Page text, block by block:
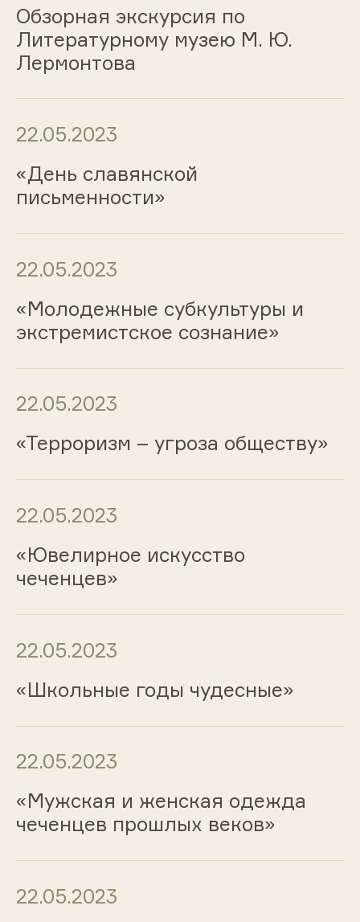
Обзорная экскурсия по
Литературному музею М. Ю.
Лермонтова
22.05.2023
«День славянской
письменности»
22.05.2023
«Молодежные субкультуры и
экстремистское сознание»
22.05.2023
«Терроризм – угроза обществу»
22.05.2023
«Ювелирное искусство
чеченцев»
22.05.2023
«Школьные годы чудесные»
22.05.2023
«Мужская и женская одежда
чеченцев прошлых веков»
22.05.2023